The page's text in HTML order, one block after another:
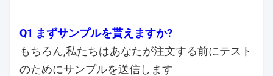
Q1 まずサンプルを貰えますか?
もちろん,私たちはあなたが注文する前にテスト
のためにサンプルを送信します